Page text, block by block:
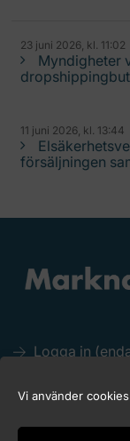
Vi använder
23 juni 2026, kl. 11:02
Myndigheter
11 juni 2026, kl. 13:44
försäljningen
Logga in
Kakor